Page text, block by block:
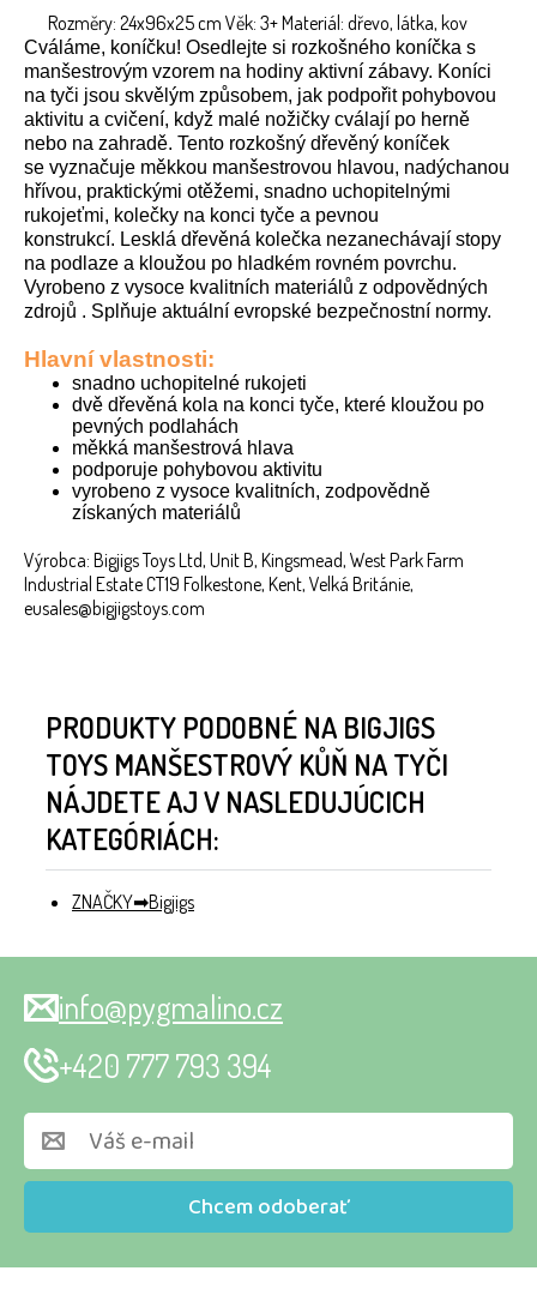
Rozměry: 24x96x25 cm Věk: 3+ Materiál: dřevo, látka, kov
Cváláme, koníčku! Osedlejte si rozkošného koníčka s
manšestrovým vzorem na hodiny aktivní zábavy. Koníci
na tyči jsou skvělým způsobem, jak podpořit pohybovou
aktivitu a cvičení, když malé nožičky cválají po herně
nebo na zahradě. Tento rozkošný dřevěný koníček
se vyznačuje měkkou manšestrovou hlavou, nadýchanou
hřívou, praktickými otěžemi, snadno uchopitelnými
rukojeťmi, kolečky na konci tyče a pevnou
konstrukcí. Lesklá dřevěná kolečka nezanechávají stopy
na podlaze a kloužou po hladkém rovném povrchu.
Vyrobeno z vysoce kvalitních materiálů z odpovědných
zdrojů . Splňuje aktuální evropské bezpečnostní normy.
Hlavní vlastnosti:
snadno uchopitelné rukojeti
dvě dřevěná kola na konci tyče, které kloužou po
pevných podlahách
měkká manšestrová hlava
podporuje pohybovou aktivitu
vyrobeno z vysoce kvalitních, zodpovědně
získaných materiálů
Výrobca: Bigjigs Toys Ltd, Unit B, Kingsmead, West Park Farm
Industrial Estate CT19 Folkestone, Kent, Velká Británie,
eusales@bigjigstoys.com
PRODUKTY PODOBNÉ NA BIGJIGS
TOYS MANŠESTROVÝ KŮŇ NA TYČI
NÁJDETE AJ V NASLEDUJÚCICH
KATEGÓRIÁCH:
ZNAČKY Bigjigs
Chcem odoberať
info@pygmalino.cz
+420 777 793 394